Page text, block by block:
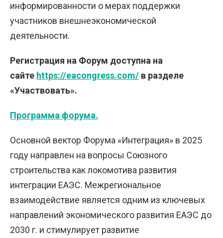
информированности о мерах поддержки
участников внешнеэкономической
деятельности.
Регистрация на Форум доступна на
сайте https://eacongress.com/ в разделе
«Участвовать».
Программа форума.
Основной вектор Форума «Интеграция» в 2025
году направлен на вопросы Союзного
строительства как локомотива развития
интеграции ЕАЭС. Межрегиональное
взаимодействие является одним из ключевых
направлений экономического развития ЕАЭС до
2030 г. и стимулирует развитие